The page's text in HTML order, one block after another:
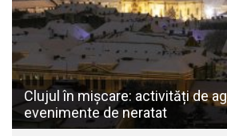
Clujul în mișcare: activități de
evenimente de neratat